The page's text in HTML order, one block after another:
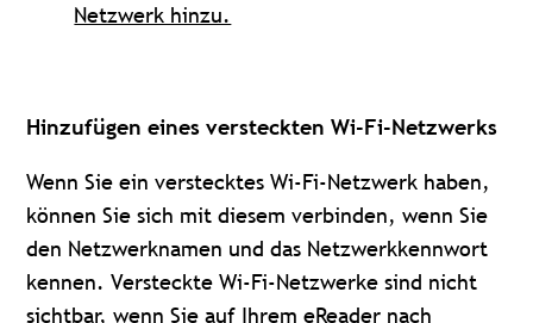
Netzwerk hinzu.
Hinzufügen eines versteckten Wi-Fi-Netzwerks
Wenn Sie ein verstecktes Wi-Fi-Netzwerk haben,
können Sie sich mit diesem verbinden, wenn Sie
den Netzwerknamen und das Netzwerkkennwort
kennen. Versteckte Wi-Fi-Netzwerke sind nicht
sichtbar, wenn Sie auf Ihrem eReader nach